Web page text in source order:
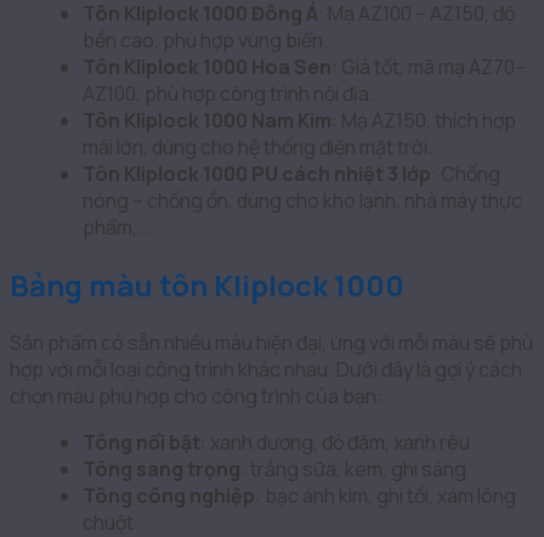
Tôn Kliplock 1000 Đông Á: Mạ AZ100 – AZ150, độ
bền cao, phù hợp vùng biển.
Tôn Kliplock 1000 Hoa Sen: Giá tốt, mã mạ AZ70–
AZ100, phù hợp công trình nội địa.
Tôn Kliplock 1000 Nam Kim: Mạ AZ150, thích hợp
mái lớn, dùng cho hệ thống điện mặt trời.
Tôn Kliplock 1000 PU cách nhiệt 3 lớp: Chống
nóng – chống ồn, dùng cho kho lạnh, nhà máy thực
phẩm,…
Bảng màu tôn Kliplock 1000
Sản phẩm có sẵn nhiều màu hiện đại, ứng với mỗi màu sẽ phù
hợp với mỗi loại công trình khác nhau. Dưới đây là gợi ý cách
chọn màu phù hợp cho công trình của bạn:
Tông nổi bật: xanh dương, đỏ đậm, xanh rêu
Tông sang trọng: trắng sữa, kem, ghi sáng
Tông công nghiệp: bạc ánh kim, ghi tối, xám lông
chuột